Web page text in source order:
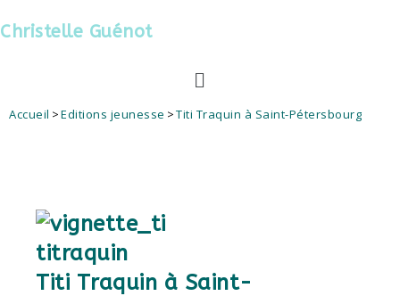
Christelle Guénot
Accueil >Editions jeunesse >Titi Traquin à Saint-Pétersbourg
Titi Traquin à Saint-